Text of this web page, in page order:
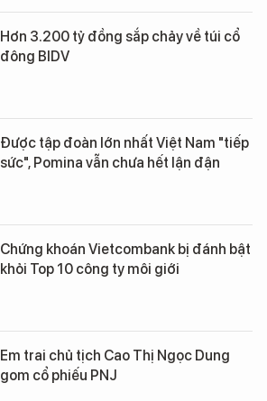
Hơn 3.200 tỷ đồng sắp chảy về túi cổ
đông BIDV
Được tập đoàn lớn nhất Việt Nam "tiếp
sức", Pomina vẫn chưa hết lận đận
Chứng khoán Vietcombank bị đánh bật
khỏi Top 10 công ty môi giới
Em trai chủ tịch Cao Thị Ngọc Dung
gom cổ phiếu PNJ